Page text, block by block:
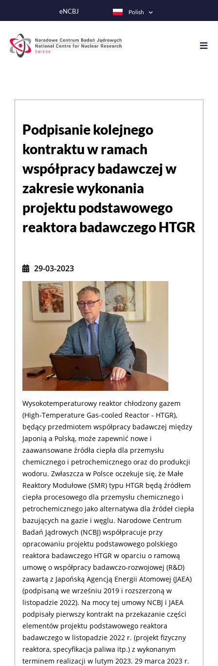
do
eNCBJ Polish
Podpisanie kolejnego
kontraktu w ramach
współpracy badawczej w
zakresie wykonania
projektu podstawowego
reaktora badawczego HTGR
29-03-2023
Wysokotemperaturowy reaktor chłodzony gazem
(High-Temperature Gas-cooled Reactor - HTGR),
będący przedmiotem współpracy badawczej między
Japonią a Polską, może zapewnić nowe i
zaawansowane źródła ciepła dla przemysłu
chemicznego i petrochemicznego oraz do produkcji
wodoru. Zwłaszcza w Polsce oczekuje się, że Małe
Reaktory Modułowe (SMR) typu HTGR będą źródłem
ciepła procesowego dla przemysłu chemicznego i
petrochemicznego jako alternatywa dla źródeł ciepła
bazujących na gazie i węglu. Narodowe Centrum
Badań Jądrowych (NCBJ) współpracuje przy
opracowaniu projektu podstawowego polskiego
reaktora badawczego HTGR w oparciu o ramową
umowę o współpracy badawczo-rozwojowej (R&D)
zawartą z Japońską Agencją Energii Atomowej (JAEA)
(podpisaną we wrześniu 2019 i rozszerzoną w
listopadzie 2022). Na mocy tej umowy NCBJ i JAEA
podpisały pierwszy kontrakt na przekazanie części
elementów projektu podstawowego reaktora
badawczego w listopadzie 2022 r. (projekt fizyczny
reaktora, specyfikacja paliwa itp.) z wykonanym
terminem realizacji w lutym 2023. 29 marca 2023 r.